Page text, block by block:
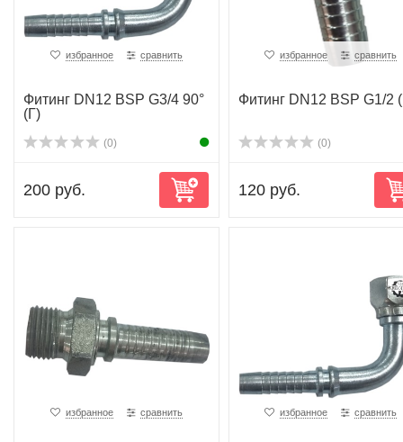
избранное сравнить
Фитинг DN12 BSP G3/4 90°
(Г)
(0)
200 руб.
избранное сравнить
Фитинг DN12 BSP G1/2
(0)
120 руб.
избранное сравнить избранное сравнить